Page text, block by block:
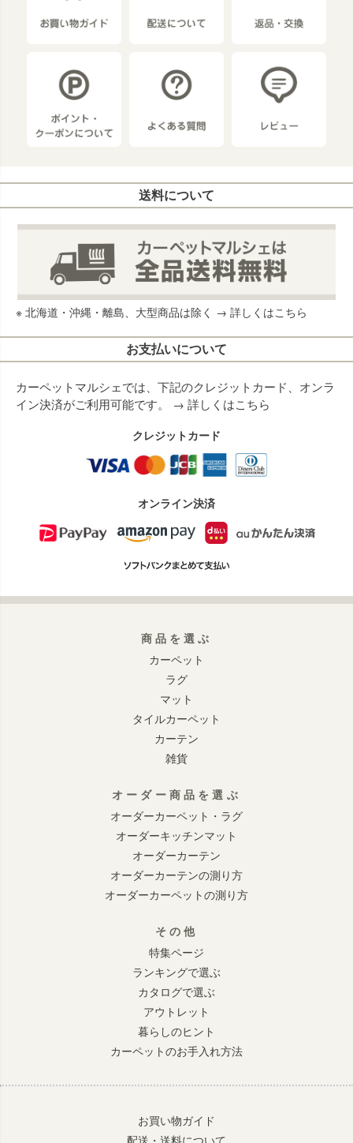
送料について
※ 北海道・沖縄・離島、大型商品は除く → 詳しくはこちら
お支払いについて
カーペットマルシェでは、下記のクレジットカード、オンラ
イン決済がご利用可能です。 → 詳しくはこちら
クレジットカード
オンライン決済
商品を選ぶ
カーペット
ラグ
マット
タイルカーペット
カーテン
雑貨
オーダー商品を選ぶ
オーダーカーペット・ラグ
オーダーキッチンマット
オーダーカーテン
オーダーカーテンの測り方
オーダーカーペットの測り方
その他
特集ページ
ランキングで選ぶ
カタログで選ぶ
アウトレット
暮らしのヒント
カーペットのお手入れ方法
お買い物ガイド